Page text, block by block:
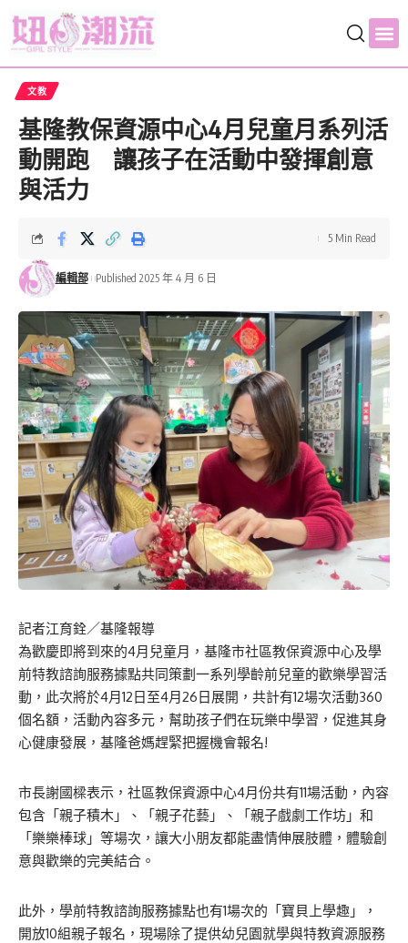
文教
基隆教保資源中心4月兒童月系列活
動開跑 讓孩子在活動中發揮創意
與活力
編輯部 Published 2025 年 4 月 6 日
5 Min Read
記者江育銓／基隆報導
為歡慶即將到來的4月兒童月，基隆市社區教保資源中心及學
前特教諮詢服務據點共同策劃一系列學齡前兒童的歡樂學習活
動，此次將於4月12日至4月26日展開，共計有12場次活動360
個名額，活動內容多元，幫助孩子們在玩樂中學習，促進其身
心健康發展，基隆爸媽趕緊把握機會報名!
市長謝國樑表示，社區教保資源中心4月份共有11場活動，內容
包含「親子積木」、「親子花藝」、「親子戲劇工作坊」和
「樂樂棒球」等場次，讓大小朋友都能盡情伸展肢體，體驗創
意與歡樂的完美結合。
此外，學前特教諮詢服務據點也有1場次的「寶貝上學趣」，
開放10組親子報名，現場除了提供幼兒園就學與特教資源服務